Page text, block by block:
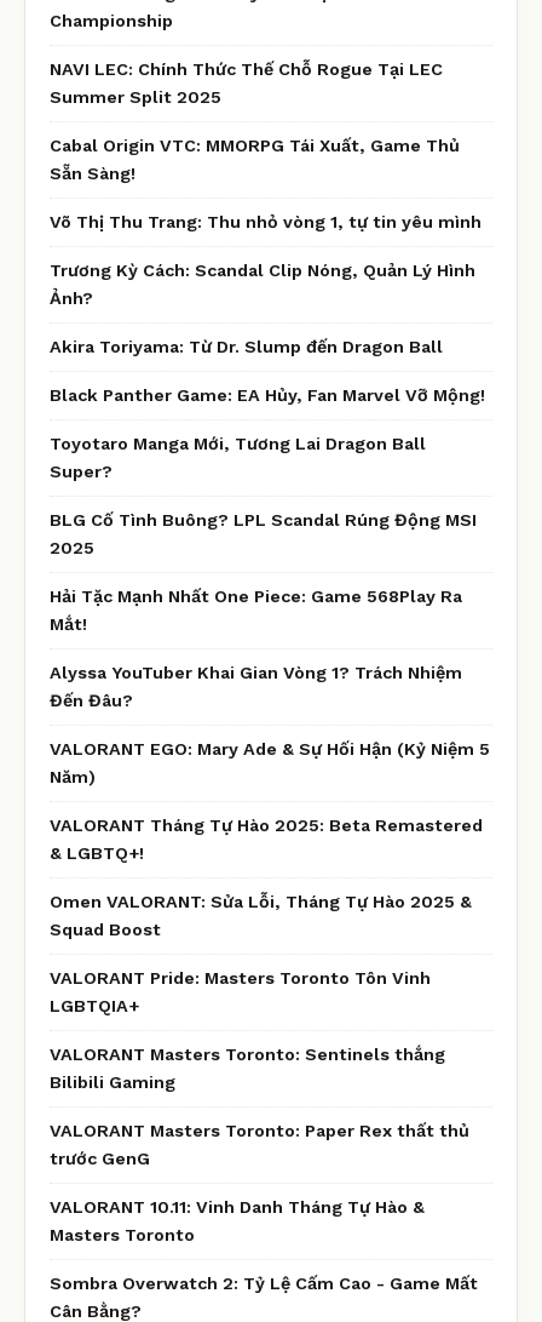
Championship
NAVI LEC: Chính Thức Thế Chỗ Rogue Tại LEC
Summer Split 2025
Cabal Origin VTC: MMORPG Tái Xuất, Game Thủ
Sẵn Sàng!
Võ Thị Thu Trang: Thu nhỏ vòng 1, tự tin yêu mình
Trương Kỳ Cách: Scandal Clip Nóng, Quản Lý Hình
Ảnh?
Akira Toriyama: Từ Dr. Slump đến Dragon Ball
Black Panther Game: EA Hủy, Fan Marvel Vỡ Mộng!
Toyotaro Manga Mới, Tương Lai Dragon Ball
Super?
BLG Cố Tình Buông? LPL Scandal Rúng Động MSI
2025
Hải Tặc Mạnh Nhất One Piece: Game 568Play Ra
Mắt!
Alyssa YouTuber Khai Gian Vòng 1? Trách Nhiệm
Đến Đâu?
VALORANT EGO: Mary Ade & Sự Hối Hận (Kỷ Niệm 5
Năm)
VALORANT Tháng Tự Hào 2025: Beta Remastered
& LGBTQ+!
Omen VALORANT: Sửa Lỗi, Tháng Tự Hào 2025 &
Squad Boost
VALORANT Pride: Masters Toronto Tôn Vinh
LGBTQIA+
VALORANT Masters Toronto: Sentinels thắng
Bilibili Gaming
VALORANT Masters Toronto: Paper Rex thất thủ
trước GenG
VALORANT 10.11: Vinh Danh Tháng Tự Hào &
Masters Toronto
Sombra Overwatch 2: Tỷ Lệ Cấm Cao - Game Mất
Cân Bằng?